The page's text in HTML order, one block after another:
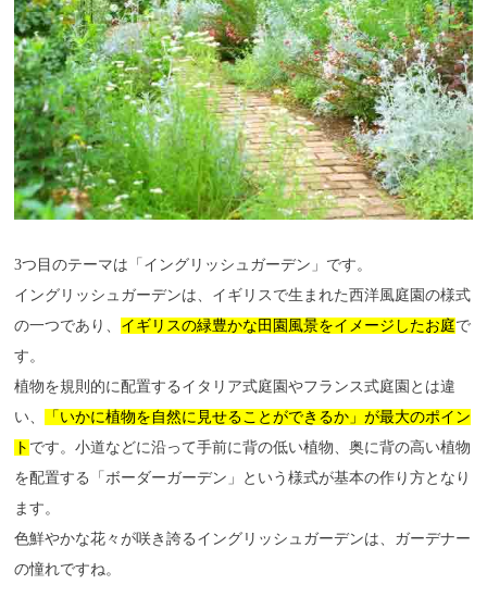
3つ目のテーマは「イングリッシュガーデン」です。
イングリッシュガーデンは、イギリスで生まれた西洋風庭園の様式
の一つであり、 イギリスの緑豊かな田園風景をイメージしたお庭で
す。
植物を規則的に配置するイタリア式庭園やフランス式庭園とは違
い、
「いかに植物を自然に見せることができるか」が最大のポイン
ト です。小道などに沿って手前に背の低い植物、奥に背の高い植物
を配置する「ボーダーガーデン」という様式が基本の作り方となり
ます。
色鮮やかな花々が咲き誇るイングリッシュガーデンは、ガーデナー
の憧れですね。